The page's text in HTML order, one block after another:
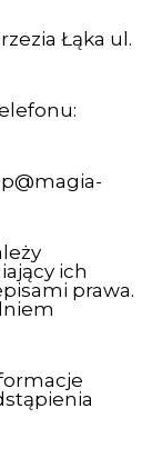
Łąka ul.
ich
prawa.